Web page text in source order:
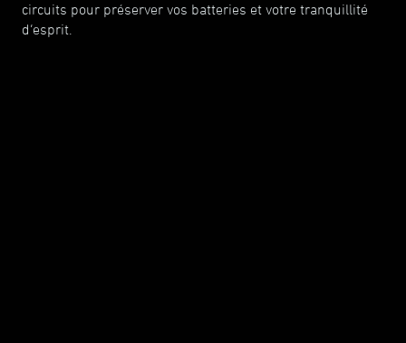
circuits pour préserver vos batteries et votre tranquillité
d’esprit.